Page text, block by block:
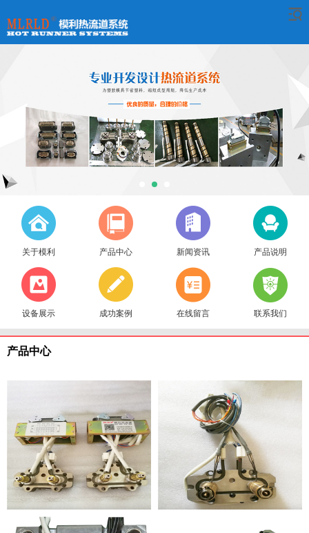
关于模利 产品中心 新闻资讯 产品说明
设备展示 成功案例 在线留言 联系我们
产品中心
两套一出二热流道